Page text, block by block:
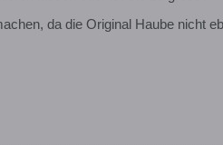
da die Original Haube nicht